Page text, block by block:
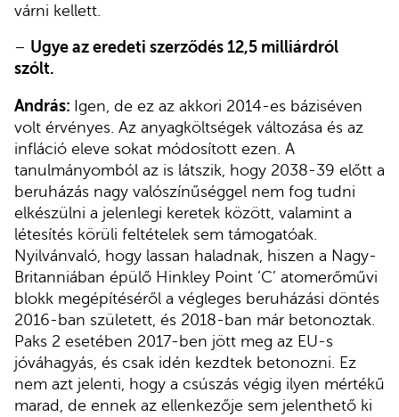
várni kellett.
– Ugye az eredeti szerződés 12,5 milliárdról
szólt.
András: Igen, de ez az akkori 2014-es báziséven
volt érvényes. Az anyagköltségek változása és az
infláció eleve sokat módosított ezen. A
tanulmányomból az is látszik, hogy 2038-39 előtt a
beruházás nagy valószínűséggel nem fog tudni
elkészülni a jelenlegi keretek között, valamint a
létesítés körüli feltételek sem támogatóak.
Nyilvánvaló, hogy lassan haladnak, hiszen a Nagy-
Britanniában épülő Hinkley Point ’C’ atomerőművi
blokk megépítéséről a végleges beruházási döntés
2016-ban született, és 2018-ban már betonoztak.
Paks 2 esetében 2017-ben jött meg az EU-s
jóváhagyás, és csak idén kezdtek betonozni. Ez
nem azt jelenti, hogy a csúszás végig ilyen mértékű
marad, de ennek az ellenkezője sem jelenthető ki